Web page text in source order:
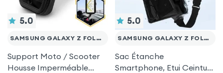
5.0
SAMSUNG GALAXY Z FOLD 3
Support Moto / Scooter
Housse Imperméable
5.0
SAMSUNG GALAXY Z FOLD 3
Sac Étanche
Smartphone, Etui Ceinture